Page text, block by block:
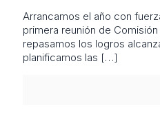
Arrancamos el año con
primera reunión de
repasamos los logros
planificamos las […]